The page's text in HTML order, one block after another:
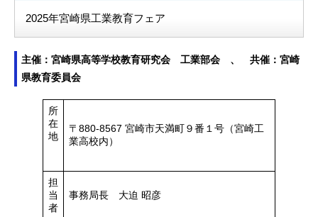
2025年宮崎県工業教育フェア
主催：宮崎県高等学校教育研究会 工業部会 、 共催：宮崎
県教育委員会
所
在
地
〒880-8567 宮崎市天満町９番１号（宮崎工
業高校内）
担
当
者
事務局長 大迫 昭彦